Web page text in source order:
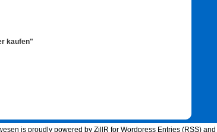
kaufen"
is proudly powered by ZillR for Wordpress Entries (RSS) and